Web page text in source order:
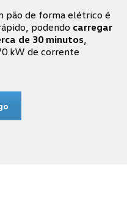
pão de forma elétrico é
podendo carregar
de 30 minutos
kW de corrente